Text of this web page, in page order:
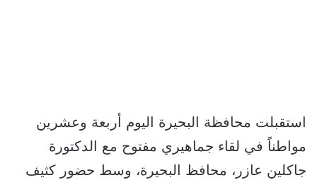
استقبلت محافظة البحيرة اليوم أربعة وعشرين
مواطناً في لقاء جماهيري مفتوح مع الدكتورة
جاكلين عازر، محافظ البحيرة، وسط حضور كثيف